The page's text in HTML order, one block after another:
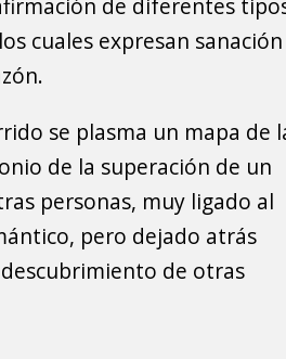
de diferentes
cuales expresan sanación
se plasma un mapa de
de la superación de un
personas, muy ligado al
pero dejado atrás
de otras